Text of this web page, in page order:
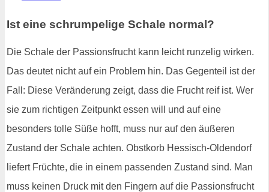
Ist eine schrumpelige Schale normal?
Die Schale der Passionsfrucht kann leicht runzelig wirken.
Das deutet nicht auf ein Problem hin. Das Gegenteil ist der
Fall: Diese Veränderung zeigt, dass die Frucht reif ist. Wer
sie zum richtigen Zeitpunkt essen will und auf eine
besonders tolle Süße hofft, muss nur auf den äußeren
Zustand der Schale achten. Obstkorb Hessisch-Oldendorf
liefert Früchte, die in einem passenden Zustand sind. Man
muss keinen Druck mit den Fingern auf die Passionsfrucht